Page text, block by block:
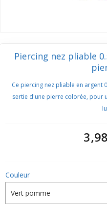
Piercing nez pliable
Ce piercing nez pliable en argent
sertie d'une pierre colorée, pour
Couleur